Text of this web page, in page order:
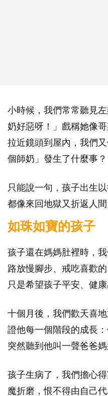
小時候，我們常常聽見
奶好惡呀！」戲稱她像
拉近鏡頭到屋內，我們
個師奶」發生了什麼事？
只能說一句，孩子出生
都像來回地獄又折返人間
如珠如寶的孩子
孩子還在媽媽肚裡時，
路放慢腳步、戒吃喜歡
只是希望孩子平安、健康
十個月後，我們歡天喜
證他每一個階段的成長
突然聽到他叫一聲爸爸
孩子生病了，我們擔心
魔折磨，恨不得由自己